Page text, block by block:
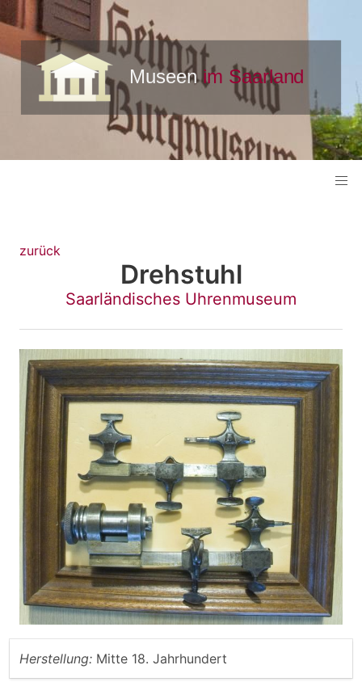
zurück
Drehstuhl
Saarländisches Uhrenmuseum
Herstellung: Mitte 18. Jahrhundert